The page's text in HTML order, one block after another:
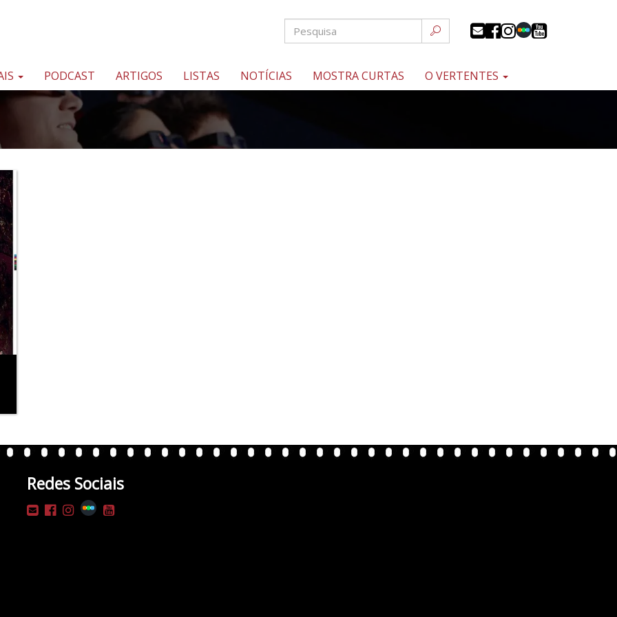
PODCAST ARTIGOS LISTAS NOTÍCIAS MOSTRA CURTAS O VERTENTES
Redes Sociais